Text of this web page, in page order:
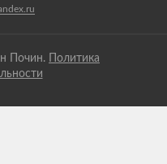
Почин.
Политика